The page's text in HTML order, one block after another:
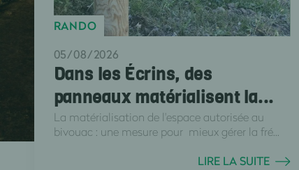
RANDO
05/08/2026
Dans les Écrins, des
panneaux matérialisent la...
La matérialisation de l'espace autorisée au
bivouac : une mesure pour mieux gérer la fré...
LIRE LA SUITE